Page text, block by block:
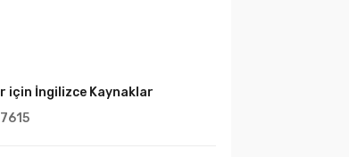
için İngilizce Kaynaklar